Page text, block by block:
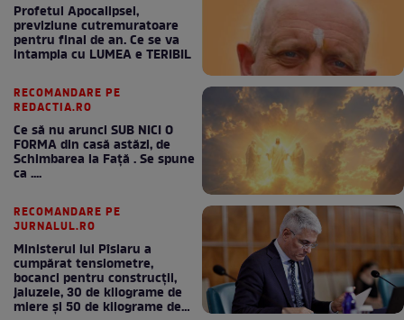
Profetul Apocalipsei,
previziune cutremuratoare
pentru final de an. Ce se va
intampla cu LUMEA e TERIBIL
RECOMANDARE PE
REDACTIA.RO
Ce să nu arunci SUB NICI O
FORMA din casă astăzi, de
Schimbarea la Față . Se spune
ca ....
RECOMANDARE PE
JURNALUL.RO
Ministerul lui Pîslaru a
cumpărat tensiometre,
bocanci pentru construcții,
jaluzele, 30 de kilograme de
miere și 50 de kilograme de